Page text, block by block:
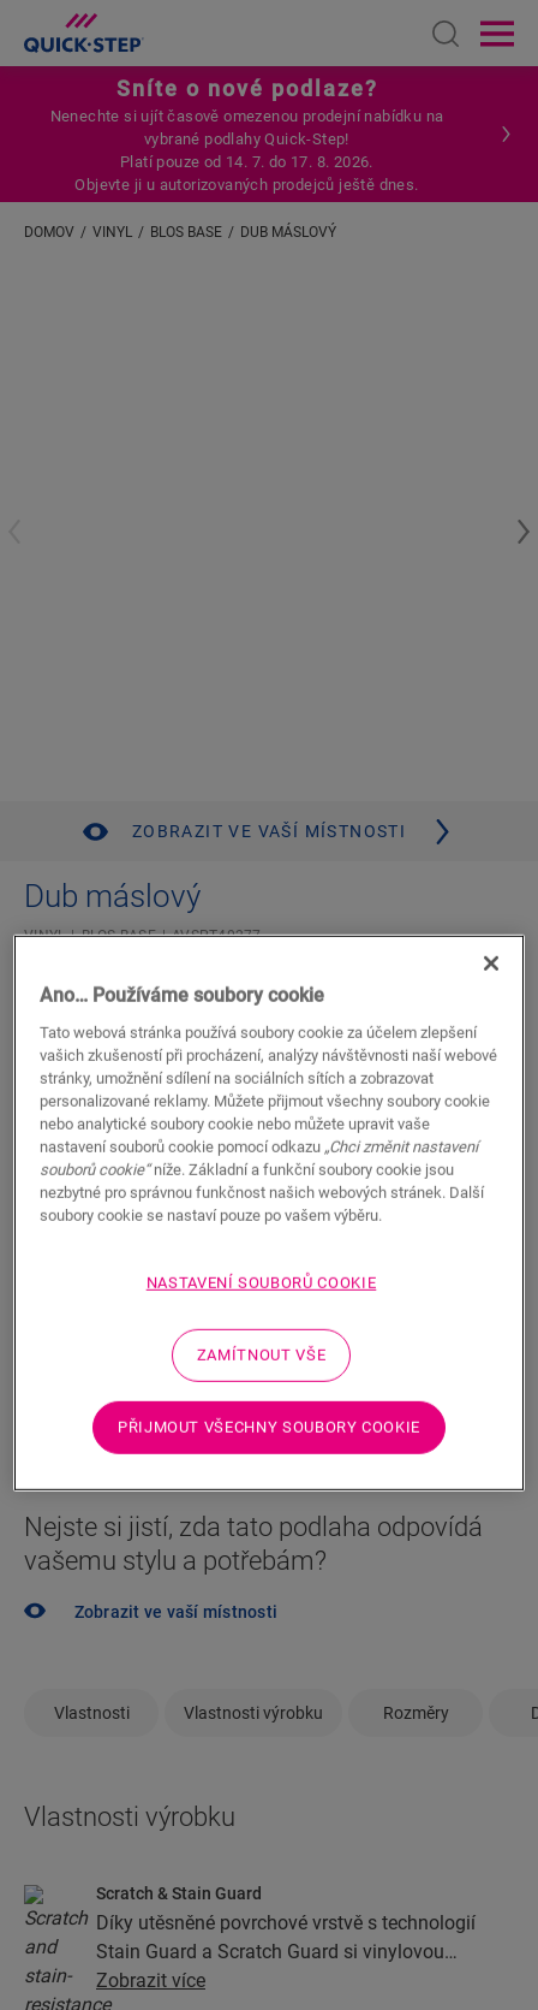
Open
Sníte o nové podlaze?
Nenechte si ujít časově omezenou prodejní nabídku na
vybrané podlahy Quick-Step!
Platí pouze od 14. 7. do 17. 8. 2026.
Objevte ji u autorizovaných prodejců ještě dnes.
DOMOV VINYL BLOS BASE DUB MÁSLOVÝ
ZOBRAZIT VE VAŠÍ MÍSTNOSTI
Dub máslový
VINYL BLOS BASE AVSPT40277
Doživotní záruka pro obytné prostory
Kompatibilní s podlahovým vytápěním a chlazením
Voděodolné
1 150,00CZK/m²
Doporučená maloobchodní cena (vč. DPH)
Najděte nejbližšího prodejce
vždy nablízku.
HLEDAT
Nejste si jistí, zda tato podlaha odpovídá
vašemu stylu a potřebám?
Zobrazit ve vaší místnosti
Vlastnosti Vlastnosti výrobku Rozměry
Vlastnosti výrobku
Scratch & Stain Guard
Díky utěsněné povrchové vrstvě s technologií
Stain Guard a Scratch Guard si vinylovou
podlahu budete moci užívat spoustu let. Tato
Zobrazit více
Ano… Používáme soubory cookie
Tato webová stránka používá soubory cookie za účelem zlepšení
vašich zkušeností při procházení, analýzy návštěvnosti naší webové
stránky, umožnění sdílení na sociálních sítích a zobrazovat
personalizované reklamy. Můžete přijmout všechny soubory cookie
nebo analytické soubory cookie nebo můžete upravit vaše
nastavení souborů cookie pomocí odkazu „Chci změnit nastavení
souborů cookie“níže. Základní a funkční soubory cookie jsou
nezbytné pro správnou funkčnost našich webových stránek. Další
soubory cookie se nastaví pouze po vašem výběru.
NASTAVENÍ SOUBORŮ COOKIE
ZAMÍTNOUT VŠE
PŘIJMOUT VŠECHNY SOUBORY COOKIE